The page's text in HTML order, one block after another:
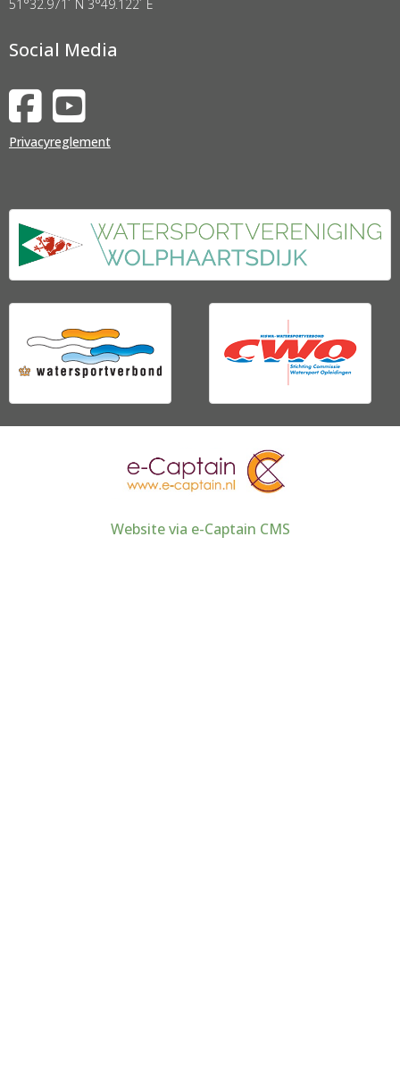
51°32.971´ N 3°49.122´ E
Social Media
Privacyreglement
Website via e-Captain CMS